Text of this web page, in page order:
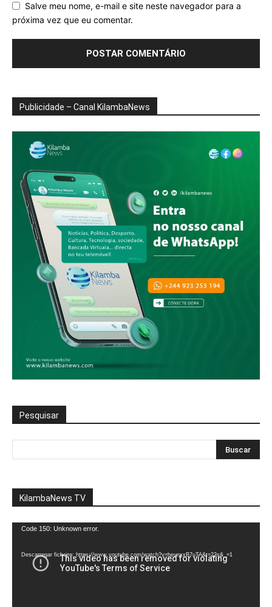
Salve meu nome, e-mail e site neste navegador para a
próxima vez que eu comentar.
Publicidade – Canal KilambaNews
Pesquisar
KilambaNews TV
Reprodutor
vídeo
Code 150: Unknown error.
Descarregar ficheiro: https://www.youtube.com/watch?v=heunxxB7uTA&t=22s&_=1